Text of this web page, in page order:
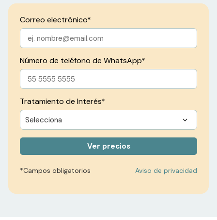
Correo electrónico*
Número de teléfono de WhatsApp*
Tratamiento de Interés*
*Campos obligatorios Aviso de privacidad